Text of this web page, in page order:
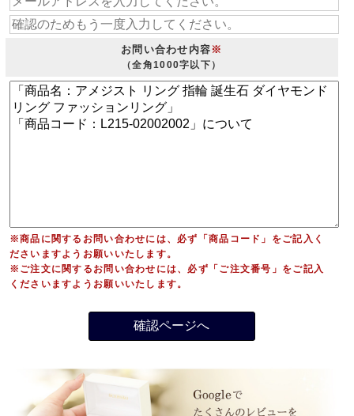
お問い合わせ内容 ※
（全角1000字以下）
※商品に関するお問い合わせには、必ず「商品コード」をご記入く
ださいますようお願いいたします。
※ご注文に関するお問い合わせには、必ず「ご注文番号」をご記入
くださいますようお願いいたします。